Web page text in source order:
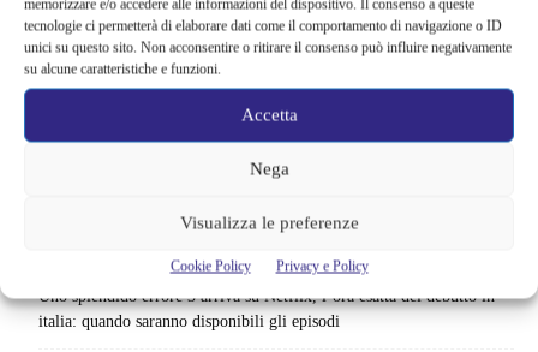
memorizzare e/o accedere alle informazioni del dispositivo. Il consenso a queste
tecnologie ci permetterà di elaborare dati come il comportamento di navigazione o ID
unici su questo sito. Non acconsentire o ritirare il consenso può influire negativamente
su alcune caratteristiche e funzioni.
Accetta
Nega
Visualizza le preferenze
Cookie Policy Privacy e Policy
scenario: una nuova sfida senza via di fuga
Sony ferma i film sui personaggi di Spider-Man, nessun nuovo
progetto è in sviluppo: cosa resta dell’esperimento
Netflix saluta 16 titoli ad agosto 2026 | 3 serie e 13 film lasciano il
catalogo: le date da segnare per l’ultimo rewatch
Netflix indaga sul lato oscuro del pollo fritto | Mo Gilligan affronta
Uno splendido errore 3 arriva su Netflix, l’ora esatta del debutto in
italia: quando saranno disponibili gli episodi